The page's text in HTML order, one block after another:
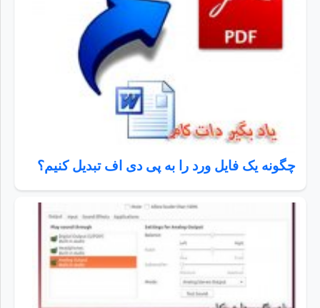
چگونه یک فایل ورد را به پی دی اف تبدیل کنیم؟